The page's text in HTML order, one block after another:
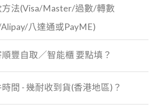
方法(Visa/Master/過數/轉數
八達通或PayME)
豐自取／智能櫃 要點填？
間 - 幾耐收到貨(香港地區)？